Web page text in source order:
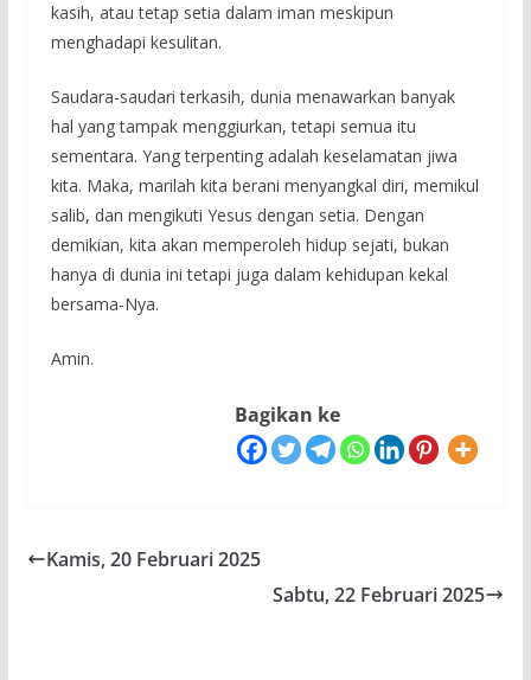
kasih, atau tetap setia dalam iman meskipun
menghadapi kesulitan.
Saudara-saudari terkasih, dunia menawarkan banyak
hal yang tampak menggiurkan, tetapi semua itu
sementara. Yang terpenting adalah keselamatan jiwa
kita. Maka, marilah kita berani menyangkal diri, memikul
salib, dan mengikuti Yesus dengan setia. Dengan
demikian, kita akan memperoleh hidup sejati, bukan
hanya di dunia ini tetapi juga dalam kehidupan kekal
bersama-Nya.
Amin.
Bagikan ke
Kamis, 20 Februari 2025
Sabtu, 22 Februari 2025